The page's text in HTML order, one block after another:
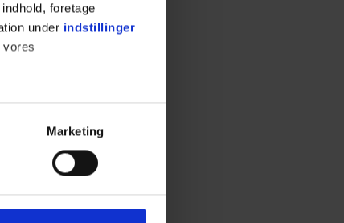
foretage
under indstillinger
indhold til dig.
Marketing